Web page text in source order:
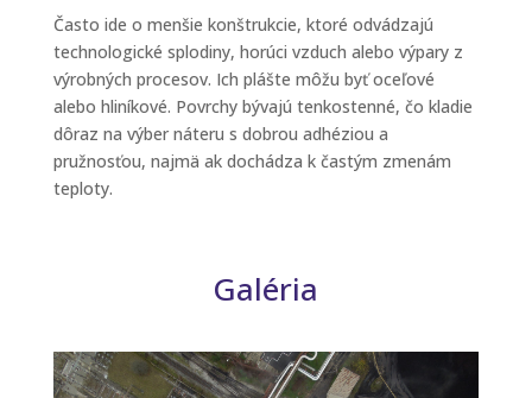
Často ide o menšie konštrukcie, ktoré odvádzajú
technologické splodiny, horúci vzduch alebo výpary z
výrobných procesov. Ich plášte môžu byť oceľové
alebo hliníkové. Povrchy bývajú tenkostenné, čo kladie
dôraz na výber náteru s dobrou adhéziou a
pružnosťou, najmä ak dochádza k častým zmenám
teploty.
Galéria